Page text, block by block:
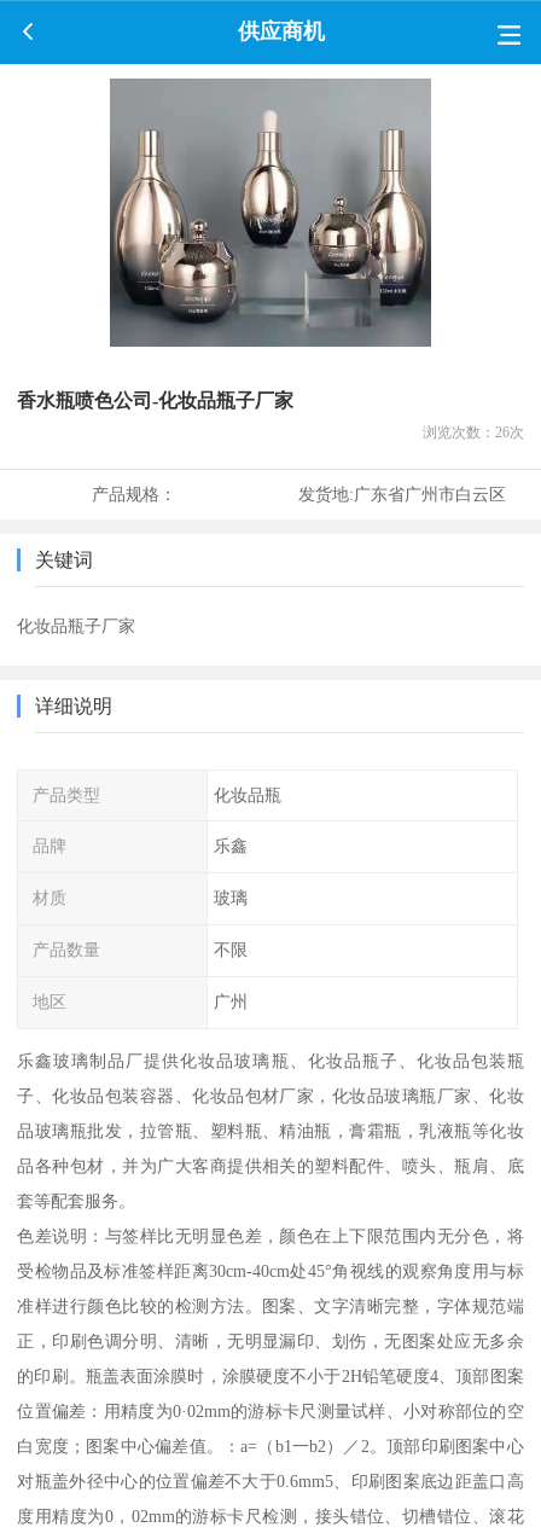
供应商机
香水瓶喷色公司-化妆品瓶子厂家
浏览次数： 26次
产品规格： 发货地:广东省广州市白云区
关键词
化妆品瓶子厂家
详细说明
产品类型 化妆品瓶
品牌 乐鑫
材质 玻璃
产品数量 不限
地区 广州
乐鑫玻璃制品厂提供化妆品玻璃瓶、化妆品瓶子、化妆品包装瓶
子、化妆品包装容器、化妆品包材厂家，化妆品玻璃瓶厂家、化妆
品玻璃瓶批发，拉管瓶、塑料瓶、精油瓶，膏霜瓶，乳液瓶等化妆
品各种包材，并为广大客商提供相关的塑料配件、喷头、瓶肩、底
套等配套服务。
色差说明：与签样比无明显色差，颜色在上下限范围内无分色，将
受检物品及标准签样距离30cm-40cm处45°角视线的观察角度用与标
准样进行颜色比较的检测方法。图案、文字清晰完整，字体规范端
正，印刷色调分明、清晰，无明显漏印、划伤，无图案处应无多余
的印刷。瓶盖表面涂膜时，涂膜硬度不小于2H铅笔硬度4、顶部图案
位置偏差：用精度为0·02mm的游标卡尺测量试样、小对称部位的空
白宽度；图案中心偏差值。：a=（b1一b2）／2。顶部印刷图案中心
对瓶盖外径中心的位置偏差不大于0.6mm5、印刷图案底边距盖口高
度用精度为0，02mm的游标卡尺检测，接头错位、切槽错位、滚花